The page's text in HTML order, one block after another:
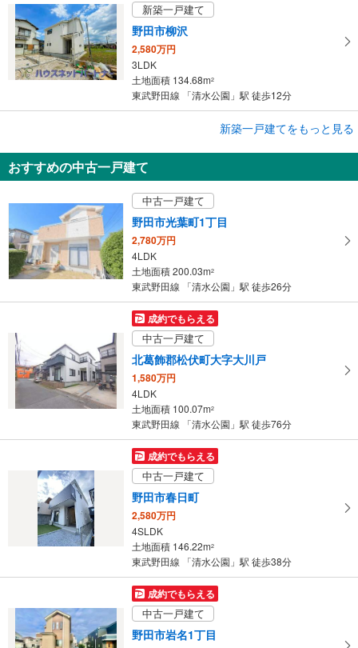
新築一戸建て
野田市柳沢
2,580万円
3LDK
土地面積 134.68m2
東武野田線 「清水公園」駅 徒歩12分
野田市宮崎
4LDK
土地面積 188.9m 2
東武野田線 「清水公園」駅 徒歩24分
新築一戸建てをもっと見る
おすすめの中古一戸建て
中古一戸建て
野田市光葉町1丁目
2,780万円
4LDK
土地面積 200.03m2
東武野田線 「清水公園」駅 徒歩26分
成約でもらえる
中古一戸建て
北葛飾郡松伏町大字大川戸
1,580万円
4LDK
土地面積 100.07m2
東武野田線 「清水公園」駅 徒歩76分
成約でもらえる
中古一戸建て
野田市春日町
2,580万円
4SLDK
土地面積 146.22m2
東武野田線 「清水公園」駅 徒歩38分
成約でもらえる
中古一戸建て
野田市岩名1丁目